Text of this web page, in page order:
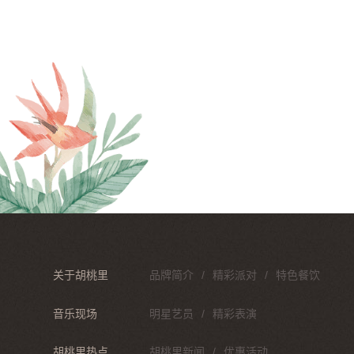
关于胡桃里 品牌简介 精彩派对 特色餐饮
音乐现场 明星艺员 精彩表演